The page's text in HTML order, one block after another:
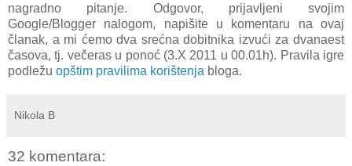
nagradno pitanje. Odgovor, prijavljeni svojim
Google/Blogger nalogom, napišite u komentaru na ovaj
članak, a mi ćemo dva srećna dobitnika izvući za dvanaest
časova, tj. večeras u ponoć (3.X 2011 u 00.01h). Pravila igre
podležu opštim pravilima korištenja bloga.
Nikola B
32 komentara: